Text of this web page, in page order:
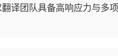
译团队具备高响应力与多